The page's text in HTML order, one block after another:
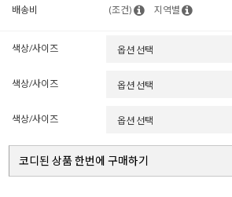
배송비
(조건) 지역별
색상/사이즈
색상/사이즈
색상/사이즈
코디된 상품 한번에 구매하기